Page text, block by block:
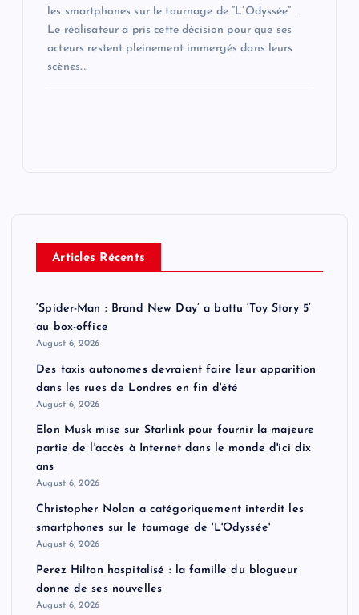
les smartphones sur le tournage de “L’Odyssée” .
Le réalisateur a pris cette décision pour que ses
acteurs restent pleinement immergés dans leurs
scènes.…
Articles Récents
‘Spider-Man : Brand New Day’ a battu ‘Toy Story 5’
au box-office
August 6, 2026
Des taxis autonomes devraient faire leur apparition
dans les rues de Londres en fin d'été
August 6, 2026
Elon Musk mise sur Starlink pour fournir la majeure
partie de l'accès à Internet dans le monde d'ici dix
ans
August 6, 2026
Christopher Nolan a catégoriquement interdit les
smartphones sur le tournage de 'L'Odyssée'
August 6, 2026
Perez Hilton hospitalisé : la famille du blogueur
donne de ses nouvelles
August 6, 2026